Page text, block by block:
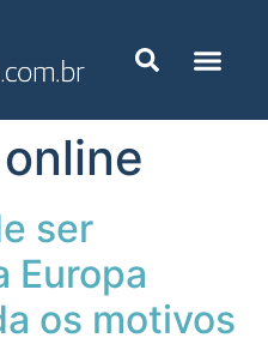
ser
Europa
os motivos